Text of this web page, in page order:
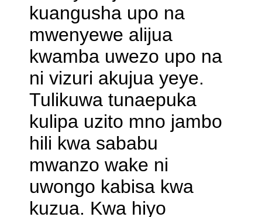
kuangusha upo na
mwenyewe alijua
kwamba uwezo upo na
ni vizuri akujua yeye.
Tulikuwa tunaepuka
kulipa uzito mno jambo
hili kwa sababu
mwanzo wake ni
uwongo kabisa kwa
kuzua. Kwa hiyo